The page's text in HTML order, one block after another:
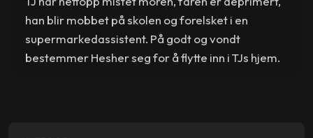
han blir mobbet på skolen og forelsket i en
supermarkedassistent. På godt og vondt
bestemmer Hesher seg for å flytte inn i TJs hjem.